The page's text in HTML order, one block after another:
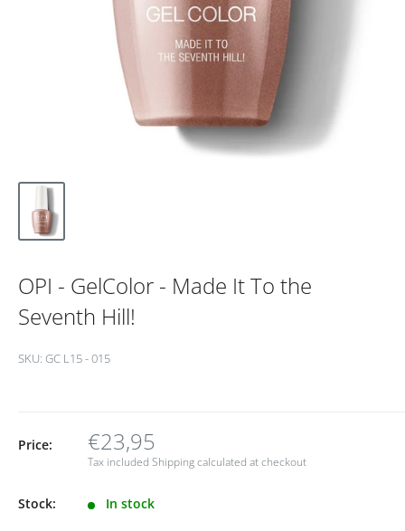
OPI - GelColor - Made It To the
Seventh Hill!
SKU: GC L15 - 015
Price: €23,95
Tax included Shipping calculated at checkout
Stock: In stock